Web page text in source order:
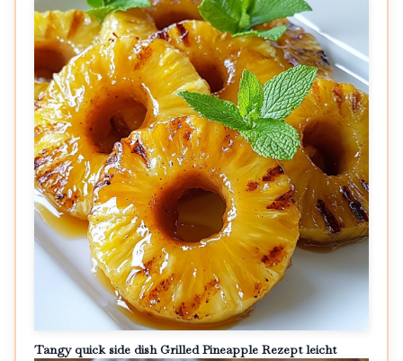
Tangy quick side dish Grilled Pineapple Rezept leicht